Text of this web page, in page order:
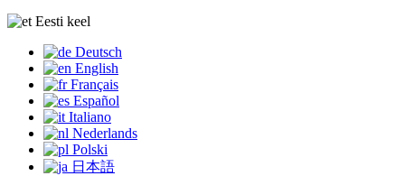
Eesti keel
Deutsch
English
Français
Español
Italiano
Nederlands
Polski
日本語